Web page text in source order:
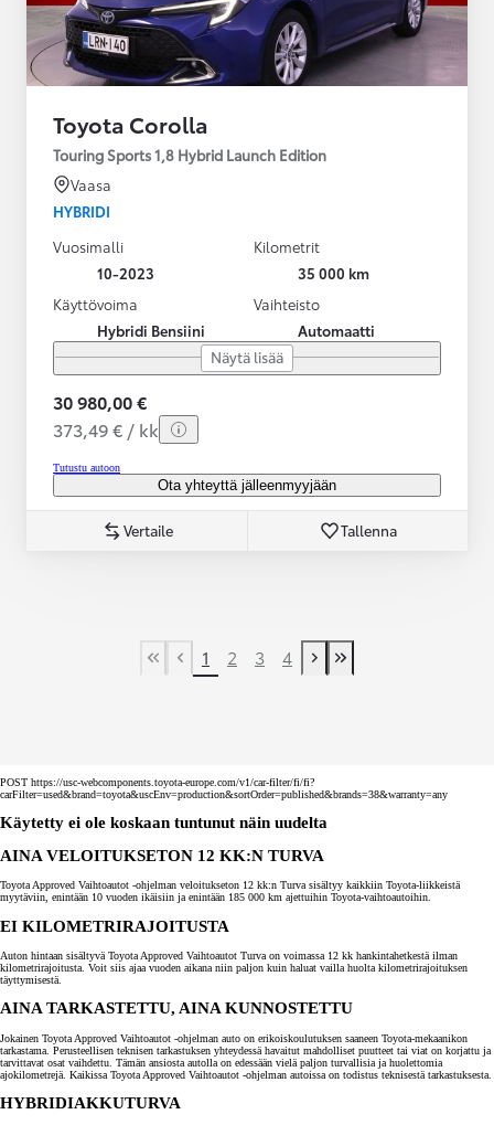
Toyota Corolla
Touring Sports 1,8 Hybrid Launch Edition
Vaasa
HYBRIDI
Vuosimalli
10-2023
Kilometrit
35 000 km
Käyttövoima
Hybridi Bensiini
Vaihteisto
Automaatti
Näytä lisää
30 980,00 €
373,49 € / kk
Tutustu autoon
Ota yhteyttä jälleenmyyjään
Vertaile Tallenna
First Page
Previous page
1 2 3 4
Next page
Last Page
POST https://usc-webcomponents.toyota-europe.com/v1/car-filter/fi/fi?
carFilter=used&brand=toyota&uscEnv=production&sortOrder=published&brands=38&warranty=any
Käytetty ei ole koskaan tuntunut näin uudelta
AINA VELOITUKSETON 12 KK:N TURVA
Toyota Approved Vaihtoautot -ohjelman veloitukseton 12 kk:n Turva sisältyy kaikkiin Toyota-liikkeistä
myytäviin, enintään 10 vuoden ikäisiin ja enintään 185 000 km ajettuihin Toyota-vaihtoautoihin.
EI KILOMETRIRAJOITUSTA
Auton hintaan sisältyvä Toyota Approved Vaihtoautot Turva on voimassa 12 kk hankintahetkestä ilman
kilometrirajoitusta. Voit siis ajaa vuoden aikana niin paljon kuin haluat vailla huolta kilometrirajoituksen
täyttymisestä.
AINA TARKASTETTU, AINA KUNNOSTETTU
Jokainen Toyota Approved Vaihtoautot -ohjelman auto on erikoiskoulutuksen saaneen Toyota-mekaanikon
tarkastama. Perusteellisen teknisen tarkastuksen yhteydessä havaitut mahdolliset puutteet tai viat on korjattu ja
tarvittavat osat vaihdettu. Tämän ansiosta autolla on edessään vielä paljon turvallisia ja huolettomia
ajokilometrejä. Kaikissa Toyota Approved Vaihtoautot -ohjelman autoissa on todistus teknisestä tarkastuksesta.
HYBRIDIAKKUTURVA